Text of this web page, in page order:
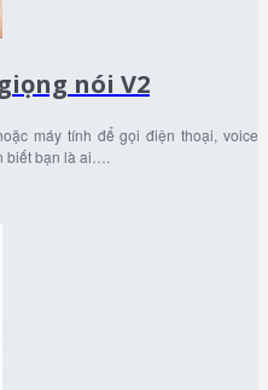
nói V2
máy tính để gọi điện thoại, voice
biết bạn là ai….